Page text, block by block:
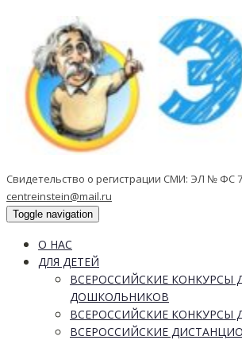
Свидетельство о регистрации СМИ: ЭЛ № ФС
centreinstein@mail.ru
Toggle navigation
О НАС
ДЛЯ ДЕТЕЙ
ВСЕРОССИЙСКИЕ КОНКУРСЫ
ДОШКОЛЬНИКОВ
ВСЕРОССИЙСКИЕ КОНКУРСЫ
ВСЕРОССИЙСКИЕ